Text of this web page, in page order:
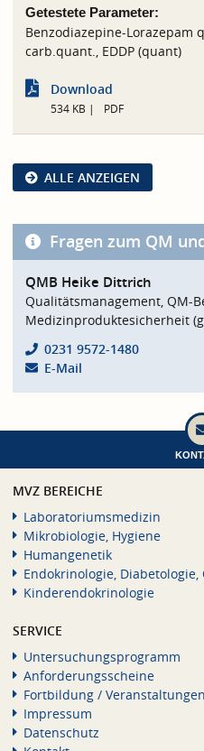
Getestete Parameter:
Benzodiazepine-Lorazepam
carb.quant., EDDP (quant)
Download
534 KB PDF
ALLE ANZEIGEN
Fragen zum QM
QMB Heike Dittrich
Qualitätsmanagement, QM-
Medizinproduktesicherheit
0231 9572-1480
E-Mail
MVZ BEREICHE
Laboratoriumsmedizin
Mikrobiologie, Hygiene
Humangenetik
Endokrinologie,
Kinderendokrinologie
SERVICE
Untersuchungsprogramm
Anforderungsscheine
Fortbildung / Veranstaltungen
Impressum
Datenschutz